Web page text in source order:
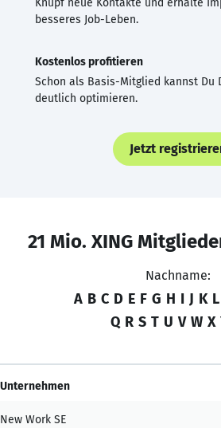
besseres Job-Leben.
Kostenlos profitieren
Schon als Basis-Mitglied kannst Du
deutlich optimieren.
Jetzt
21 Mio. XING
Nachname:
A B C D E F G H I J K L
Q R S T U V W X
Unternehmen
New Work SE